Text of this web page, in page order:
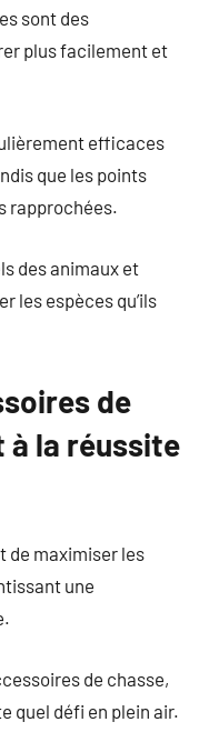
sont des
plus facilement et
efficaces
que les points
rapprochées.
des animaux et
les espèces qu’ils
de
à la réussite
de maximiser les
une
de chasse,
quel défi en plein air.